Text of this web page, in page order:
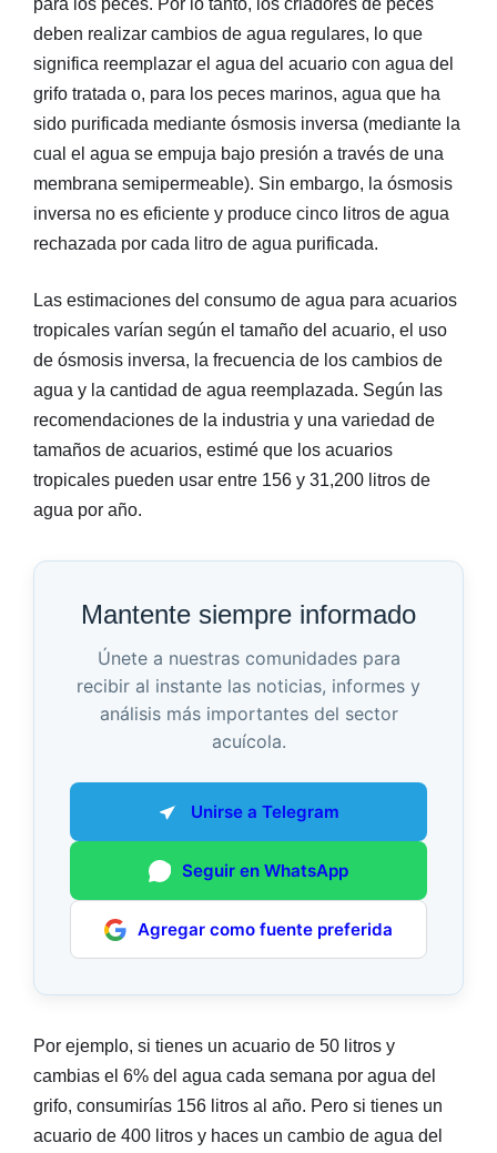
para los peces. Por lo tanto, los criadores de peces
deben realizar cambios de agua regulares, lo que
significa reemplazar el agua del acuario con agua del
grifo tratada o, para los peces marinos, agua que ha
sido purificada mediante ósmosis inversa (mediante la
cual el agua se empuja bajo presión a través de una
membrana semipermeable). Sin embargo, la ósmosis
inversa no es eficiente y produce cinco litros de agua
rechazada por cada litro de agua purificada.
Las estimaciones del consumo de agua para acuarios
tropicales varían según el tamaño del acuario, el uso
de ósmosis inversa, la frecuencia de los cambios de
agua y la cantidad de agua reemplazada. Según las
recomendaciones de la industria y una variedad de
tamaños de acuarios, estimé que los acuarios
tropicales pueden usar entre 156 y 31,200 litros de
agua por año.
Mantente siempre informado
Únete a nuestras comunidades para
recibir al instante las noticias, informes y
análisis más importantes del sector
acuícola.
Unirse a Telegram
Seguir en WhatsApp
Agregar como fuente preferida
Por ejemplo, si tienes un acuario de 50 litros y
cambias el 6% del agua cada semana por agua del
grifo, consumirías 156 litros al año. Pero si tienes un
acuario de 400 litros y haces un cambio de agua del